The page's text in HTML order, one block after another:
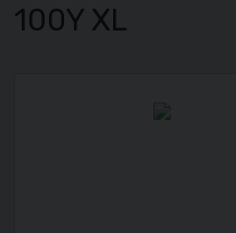
100Y XL